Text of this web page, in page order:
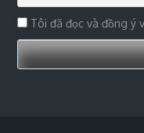
Tôi đã đọc và đồng ý